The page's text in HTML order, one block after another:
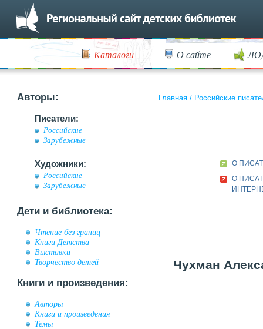
Каталоги О сайте
Авторы:
Писатели:
Российские
Зарубежные
Художники:
Российские
Зарубежные
Дети и библиотека:
Чтение без границ
Книги Детства
Выставки
Творчество детей
Книги и произведения:
Авторы
Книги и произведения
Темы
Главная / Российские
О
О
Чухман